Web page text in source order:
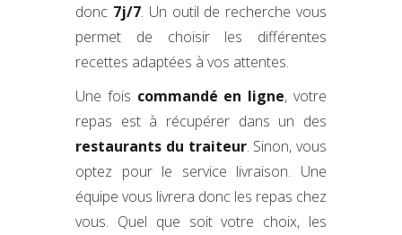
donc 7j/7. Un outil de recherche vous
permet de choisir les différentes
recettes adaptées à vos attentes.
Une fois commandé en ligne, votre
repas est à récupérer dans un des
restaurants du traiteur. Sinon, vous
optez pour le service livraison. Une
équipe vous livrera donc les repas chez
vous. Quel que soit votre choix, les